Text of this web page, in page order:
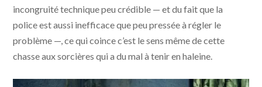
incongruité technique peu crédible — et du fait que la
police est aussi inefficace que peu pressée à régler le
problème —, ce qui coince c’est le sens même de cette
chasse aux sorcières qui a du mal à tenir en haleine.